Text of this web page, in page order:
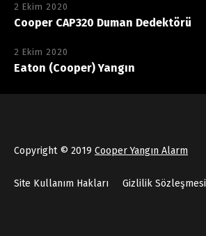
2 Ekim 2020
Cooper CAP320 Duman Dedektörü
2 Ekim 2020
Eaton (Cooper) Yangın
Copyright © 2019 Cooper Yangın Alarm
Site Kullanım Hakları Gizlilik Sözleşmesi